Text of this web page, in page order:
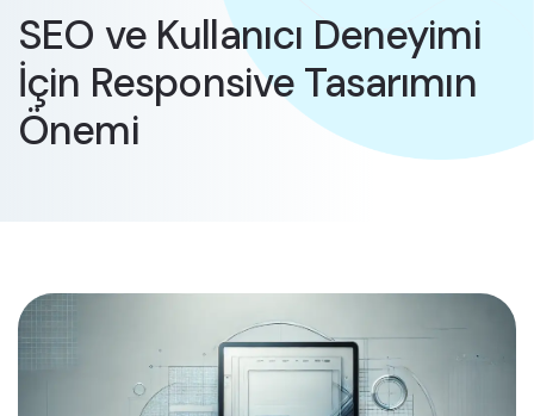
SEO ve Kullanıcı Deneyimi
İçin Responsive Tasarımın
Önemi